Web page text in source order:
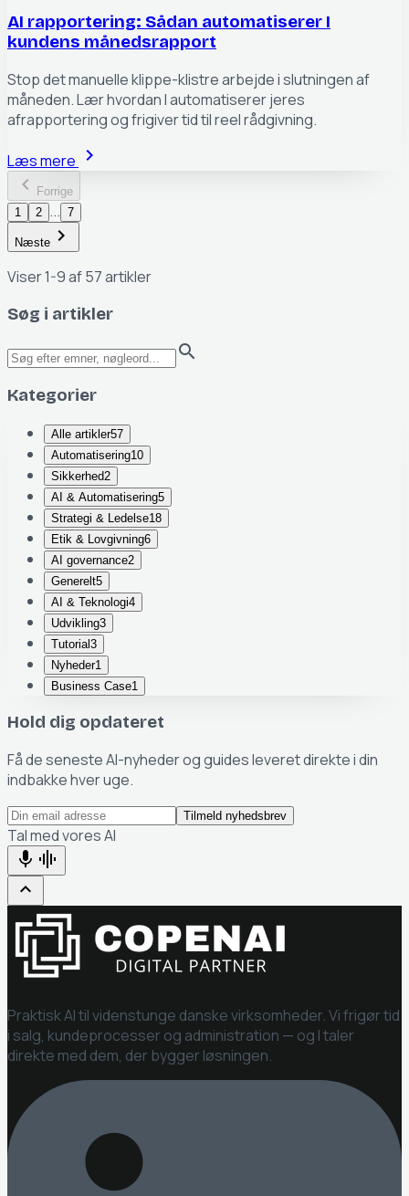
AI rapportering: Sådan automatiserer I
kundens månedsrapport
Stop det manuelle klippe-klistre arbejde i slutningen af
måneden. Lær hvordan I automatiserer jeres
afrapportering og frigiver tid til reel rådgivning.
Læs mere chevron_right
chevron_left
Forrige
1
2 ... 7
Næste chevron_right
Viser1-9af57artikler
Søg i artikler
search
Kategorier
Alle artikler57
Automatisering10
Sikkerhed2
AI & Automatisering5
Strategi & Ledelse18
Etik & Lovgivning6
AI governance2
Generelt5
AI & Teknologi4
Udvikling3
Tutorial3
Nyheder1
Business Case1
Hold dig opdateret
Få de seneste AI-nyheder og guides leveret direkte i din
indbakke hver uge.
Tilmeld nyhedsbrev
Tal med vores AI
mic graphic_eq
keyboard_arrow_up
Praktisk AI til videnstunge danske virksomheder. Vi frigør tid
i salg, kundeprocesser og administration — og I taler
direkte med dem, der bygger løsningen.